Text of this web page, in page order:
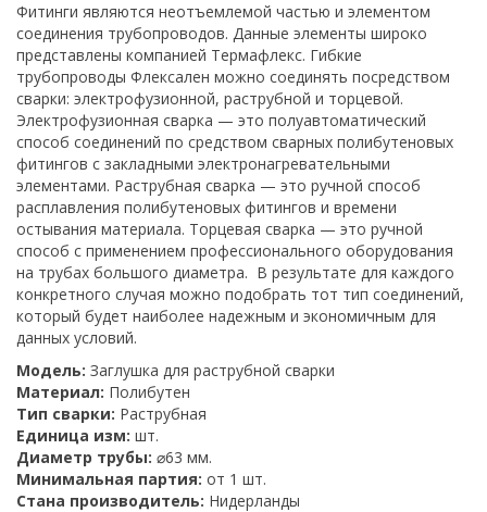
Фитинги являются неотъемлемой частью и элементом
соединения трубопроводов. Данные элементы широко
представлены компанией Термафлекс. Гибкие
трубопроводы Флексален можно соединять посредством
сварки: электрофузионной, раструбной и торцевой.
Электрофузионная сварка — это полуавтоматический
способ соединений по средством сварных полибутеновых
фитингов с закладными электронагревательными
элементами. Раструбная сварка — это ручной способ
расплавления полибутеновых фитингов и времени
остывания материала. Торцевая сварка — это ручной
способ с применением профессионального оборудования
на трубах большого диаметра. В результате для каждого
конкретного случая можно подобрать тот тип соединений,
который будет наиболее надежным и экономичным для
данных условий.
Модель: Заглушка для раструбной сварки
Материал: Полибутен
Тип сварки: Раструбная
Единица изм: шт.
Диаметр трубы: ⌀63 мм.
Минимальная партия: от 1 шт.
Стана производитель: Нидерланды